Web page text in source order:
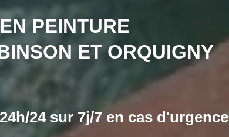
PEINTURE
ET ORQUIGNY
24 sur 7j/7 en cas d'urgence